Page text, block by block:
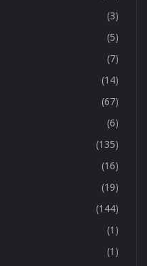
(3)
(5)
(7)
(14)
(67)
(6)
(135)
(16)
(19)
(144)
(1)
(1)